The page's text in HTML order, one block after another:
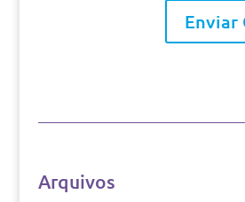
Arquivos